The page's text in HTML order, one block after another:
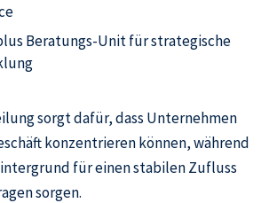
Beratungs-Unit für strategische
sorgt dafür, dass Unternehmen
konzentrieren können, während
für einen stabilen Zufluss
sorgen.